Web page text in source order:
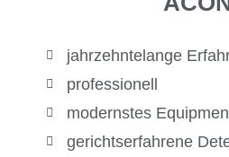
jahrzehntelange
professionell
modernstes
gerichtserfahrene